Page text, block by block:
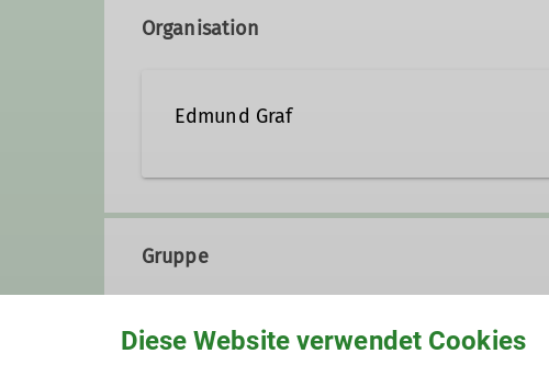
Organisation
Edmund Graf
Qualifikationen
Trainer*in C Skibergsteigen Trainer*in
Gruppe
Ski- und Hochtourengruppe
Diese Website verwendet Cookies